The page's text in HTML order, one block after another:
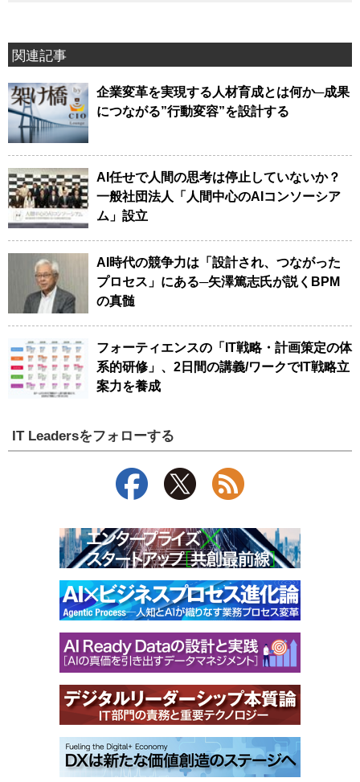
関連記事
企業変革を実現する人材育成とは何か─成果
につながる”行動変容”を設計する
AI任せで人間の思考は停止していないか？
一般社団法人「人間中心のAIコンソーシア
ム」設立
AI時代の競争力は「設計され、つながった
プロセス」にある─矢澤篤志氏が説くBPM
の真髄
フォーティエンスの「IT戦略・計画策定の体
系的研修」、2日間の講義/ワークでIT戦略立
案力を養成
IT Leadersをフォローする